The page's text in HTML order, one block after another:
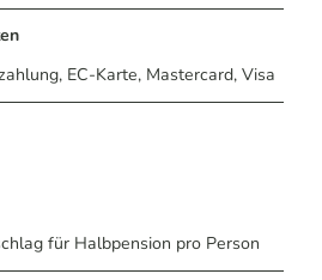
EC-Karte, Mastercard, Visa
für Halbpension pro Person